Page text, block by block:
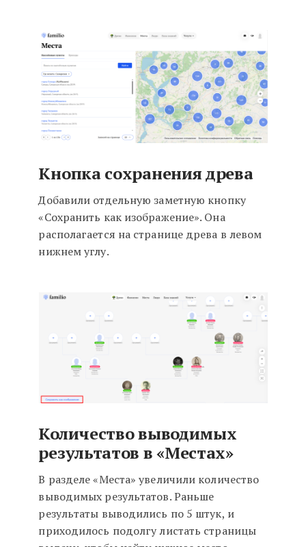
Кнопка сохранения древа
Добавили отдельную заметную кнопку
«Сохранить как изображение». Она
располагается на странице древа в левом
нижнем углу.
Количество выводимых
результатов в «Местах»
В разделе «Места» увеличили количество
выводимых результатов. Раньше
результаты выводились по 5 штук, и
приходилось подолгу листать страницы